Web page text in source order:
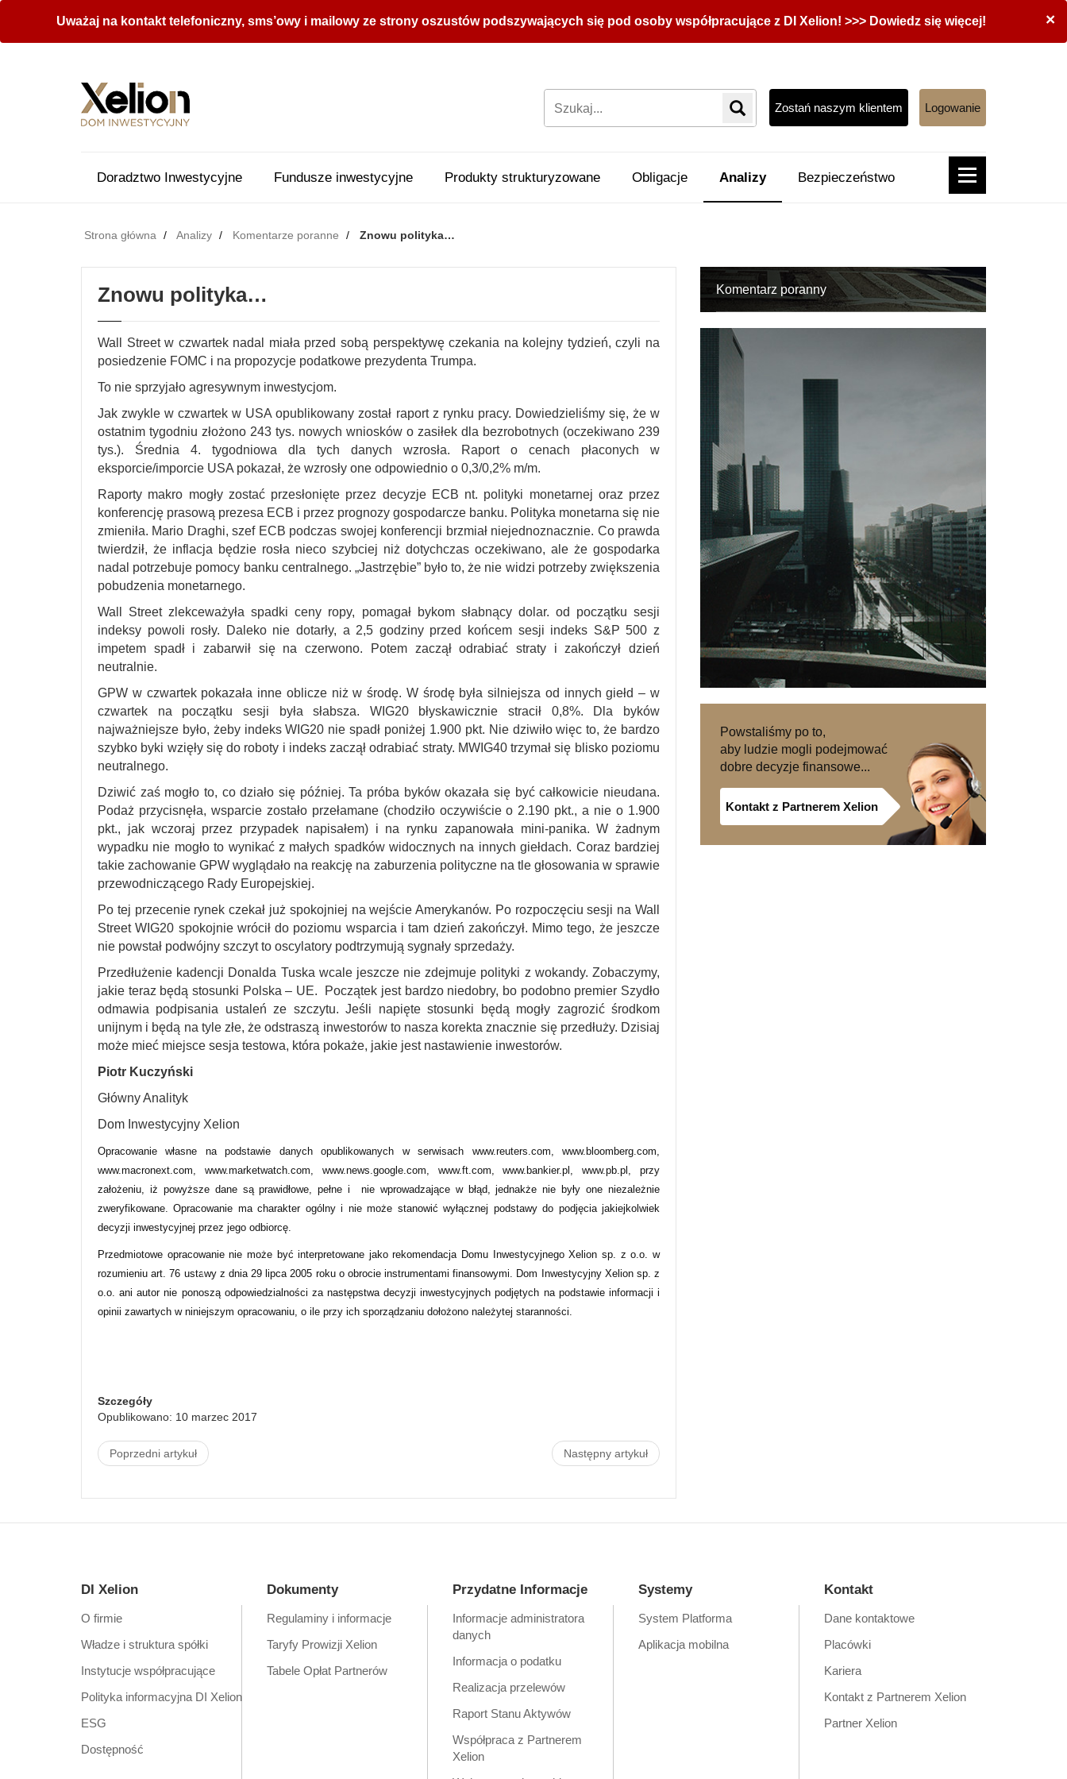
×
Uważaj na kontakt telefoniczny, sms’owy i mailowy ze strony oszustów podszywających się pod osoby współpracujące z DI Xelion! >>> Dowiedz się więcej!
Zostań naszym klientem Logowanie
Doradztwo Inwestycyjne Fundusze inwestycyjne Produkty strukturyzowane Obligacje Analizy Bezpieczeństwo
Strona główna Analizy Komentarze poranne Znowu polityka…
Znowu polityka…
Wall Street w czwartek nadal miała przed sobą perspektywę czekania na kolejny tydzień, czyli na
posiedzenie FOMC i na propozycje podatkowe prezydenta Trumpa.
To nie sprzyjało agresywnym inwestycjom.
Jak zwykle w czwartek w USA opublikowany został raport z rynku pracy. Dowiedzieliśmy się, że w
ostatnim tygodniu złożono 243 tys. nowych wniosków o zasiłek dla bezrobotnych (oczekiwano 239
tys.). Średnia 4. tygodniowa dla tych danych wzrosła. Raport o cenach płaconych w
eksporcie/imporcie USA pokazał, że wzrosły one odpowiednio o 0,3/0,2% m/m.
Raporty makro mogły zostać przesłonięte przez decyzje ECB nt. polityki monetarnej oraz przez
konferencję prasową prezesa ECB i przez prognozy gospodarcze banku. Polityka monetarna się nie
zmieniła. Mario Draghi, szef ECB podczas swojej konferencji brzmiał niejednoznacznie. Co prawda
twierdził, że inflacja będzie rosła nieco szybciej niż dotychczas oczekiwano, ale że gospodarka
nadal potrzebuje pomocy banku centralnego. „Jastrzębie” było to, że nie widzi potrzeby zwiększenia
pobudzenia monetarnego.
Wall Street zlekceważyła spadki ceny ropy, pomagał bykom słabnący dolar. od początku sesji
indeksy powoli rosły. Daleko nie dotarły, a 2,5 godziny przed końcem sesji indeks S&P 500 z
impetem spadł i zabarwił się na czerwono. Potem zaczął odrabiać straty i zakończył dzień
neutralnie.
GPW w czwartek pokazała inne oblicze niż w środę. W środę była silniejsza od innych giełd – w
czwartek na początku sesji była słabsza. WIG20 błyskawicznie stracił 0,8%. Dla byków
najważniejsze było, żeby indeks WIG20 nie spadł poniżej 1.900 pkt. Nie dziwiło więc to, że bardzo
szybko byki wzięły się do roboty i indeks zaczął odrabiać straty. MWIG40 trzymał się blisko poziomu
neutralnego.
Dziwić zaś mogło to, co działo się później. Ta próba byków okazała się być całkowicie nieudana.
Podaż przycisnęła, wsparcie zostało przełamane (chodziło oczywiście o 2.190 pkt., a nie o 1.900
pkt., jak wczoraj przez przypadek napisałem) i na rynku zapanowała mini-panika. W żadnym
wypadku nie mogło to wynikać z małych spadków widocznych na innych giełdach. Coraz bardziej
takie zachowanie GPW wyglądało na reakcję na zaburzenia polityczne na tle głosowania w sprawie
przewodniczącego Rady Europejskiej.
Po tej przecenie rynek czekał już spokojniej na wejście Amerykanów. Po rozpoczęciu sesji na Wall
Street WIG20 spokojnie wrócił do poziomu wsparcia i tam dzień zakończył. Mimo tego, że jeszcze
nie powstał podwójny szczyt to oscylatory podtrzymują sygnały sprzedaży.
Przedłużenie kadencji Donalda Tuska wcale jeszcze nie zdejmuje polityki z wokandy. Zobaczymy,
jakie teraz będą stosunki Polska – UE. Początek jest bardzo niedobry, bo podobno premier Szydło
odmawia podpisania ustaleń ze szczytu. Jeśli napięte stosunki będą mogły zagrozić środkom
unijnym i będą na tyle złe, że odstraszą inwestorów to nasza korekta znacznie się przedłuży. Dzisiaj
może mieć miejsce sesja testowa, która pokaże, jakie jest nastawienie inwestorów.
Piotr Kuczyński
Główny Analityk
Dom Inwestycyjny Xelion
Opracowanie własne na podstawie danych opublikowanych w serwisach www.reuters.com, www.bloomberg.com,
www.macronext.com, www.marketwatch.com, www.news.google.com, www.ft.com, www.bankier.pl, www.pb.pl, przy
założeniu, iż powyższe dane są prawidłowe, pełne i nie wprowadzające w błąd, jednakże nie były one niezależnie
zweryfikowane. Opracowanie ma charakter ogólny i nie może stanowić wyłącznej podstawy do podjęcia jakiejkolwiek
decyzji inwestycyjnej przez jego odbiorcę.
Przedmiotowe opracowanie nie może być interpretowane jako rekomendacja Domu Inwestycyjnego Xelion sp. z o.o. w
rozumieniu art. 76 ustawy z dnia 29 lipca 2005 roku o obrocie instrumentami finansowymi. Dom Inwestycyjny Xelion sp. z
o.o. ani autor nie ponoszą odpowiedzialności za następstwa decyzji inwestycyjnych podjętych na podstawie informacji i
opinii zawartych w niniejszym opracowaniu, o ile przy ich sporządzaniu dołożono należytej staranności.
Szczegóły
Opublikowano: 10 marzec 2017
Poprzedni artykuł Następny artykuł
Komentarz poranny
Powstaliśmy po to,
aby ludzie mogli podejmować
dobre decyzje finansowe...
Kontakt z Partnerem Xelion
DI Xelion
O firmie
Władze i struktura spółki
Instytucje współpracujące
Polityka informacyjna DI Xelion
ESG
Dostępność
Dokumenty
Regulaminy i informacje
Taryfy Prowizji Xelion
Tabele Opłat Partnerów
Przydatne Informacje
Informacje administratora
danych
Informacja o podatku
Realizacja przelewów
Raport Stanu Aktywów
Współpraca z Partnerem
Xelion
Systemy
System Platforma
Aplikacja mobilna
Kontakt
Dane kontaktowe
Placówki
Kariera
Kontakt z Partnerem Xelion
Partner Xelion